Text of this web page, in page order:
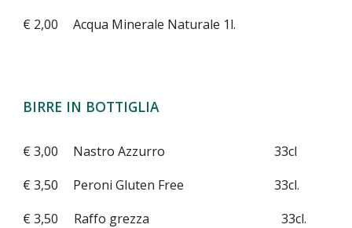
€ 2,00
Acqua Minerale Naturale 1l.
BIRRE IN BOTTIGLIA
€ 3,00 Nastro Azzurro
33cl
€ 3,50
Peroni Gluten Free
33cl.
€ 3,50 Raffo grezza 33cl.